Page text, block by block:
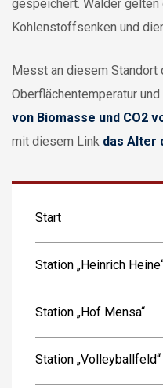
gespeichert. Wälder
Kohlenstoffsenken und
Messt an diesem Standort
Oberflächentemperatur
von Biomasse und CO2
mit diesem Link das Alter
Start
Station „Heinrich
Station „Hof Mensa“
Station „Volleyballfeld“